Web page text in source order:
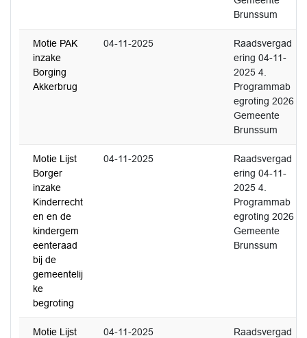
Brunssum
Motie PAK
inzake
Borging
Akkerbrug
04-11-2025
Raadsvergad
ering 04-11-
2025 4.
Programmab
egroting 2026
Gemeente
Brunssum
Motie Lijst
Borger
inzake
Kinderrecht
en en de
kindergem
eenteraad
bij de
gemeentelij
ke
begroting
04-11-2025
Raadsvergad
ering 04-11-
2025 4.
Programmab
egroting 2026
Gemeente
Brunssum
Motie Lijst
04-11-2025
Raadsvergad